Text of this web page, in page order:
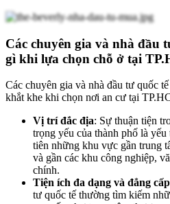
Các chuyên gia và nhà đầu
gì khi lựa chọn chỗ ở tại
Các chuyên gia và nhà đầu tư quốc
khắt khe khi chọn nơi an cư tại
Vị trí đắc địa: Sự thuận tiện
trọng yếu của thành phố là
tiên những khu vực gần trung
và gần các khu công nghiệp,
chính.
Tiện ích đa dạng và đẳng cấp
tư quốc tế thường tìm kiếm